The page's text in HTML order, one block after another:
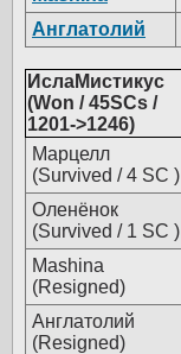
Англатолий
ИслаМистикус
(Won / 45SCs /
1201->1246)
Марцелл
(Survived / 4 SC )
Оленёнок
(Survived / 1 SC )
Mashina
(Resigned)
Англатолий
(Resigned)